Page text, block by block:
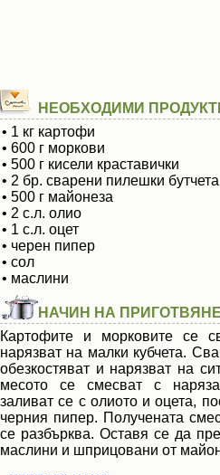
НЕОБХОДИМИ
• 1 кг картофи
• 600 г моркови
• 500 г кисели краставички
• 2 бр. сварени пилешки бутчета
• 500 г майонеза
• 2 с.л. олио
• 1 с.л. оцет
• черен пипер
• сол
• маслини
НАЧИН НА ПРИГОТВЯНЕ
Картофите и морковите се
нарязват на малки кубчета.
обезкостяват и нарязват на
месото се смесват с
заливат се с олиото и оцета,
черния пипер. Получената
се разбърква. Оставя се да
маслини и шприцовани от